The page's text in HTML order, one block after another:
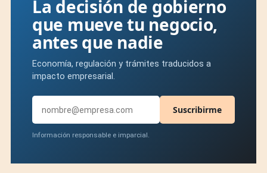
La decisión de gobierno
que mueve tu negocio,
antes que nadie
Economía, regulación y trámites traducidos a
impacto empresarial.
Suscribirme
Información responsable e imparcial.